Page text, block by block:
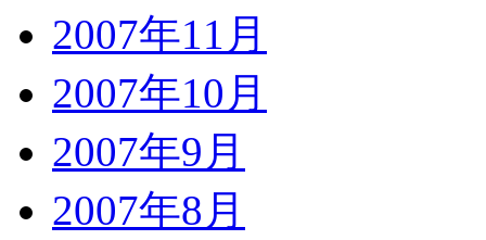
2007年11月
2007年10月
2007年9月
2007年8月